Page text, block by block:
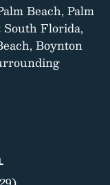
Beach, Palm
Florida,
Boynton